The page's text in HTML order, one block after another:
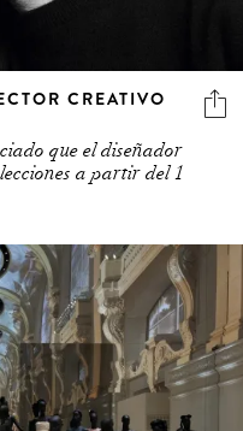
CREATIVO
que el diseñador
a partir del 1